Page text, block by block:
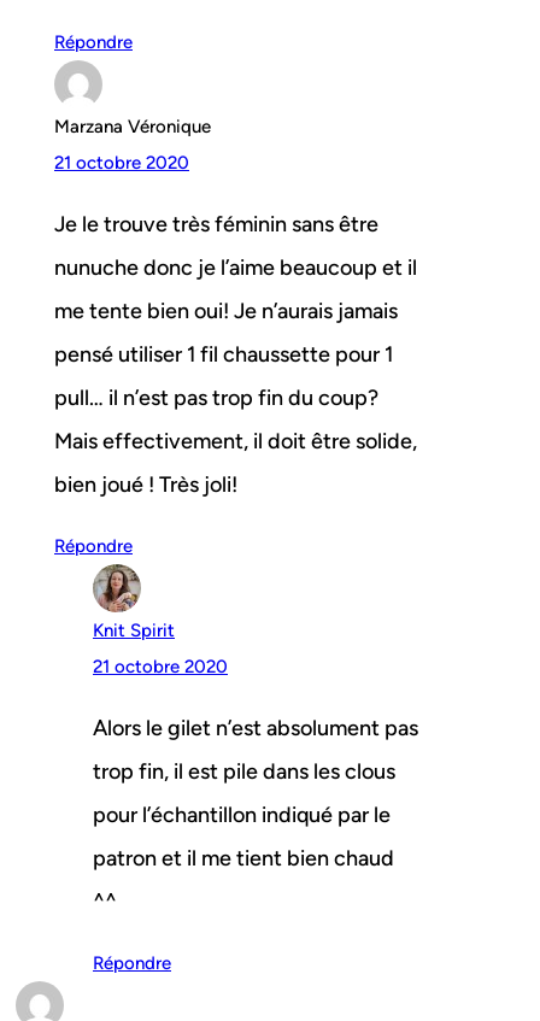
Répondre
Marzana Véronique
21 octobre 2020
Je le trouve très féminin sans être
nunuche donc je l’aime beaucoup et il
me tente bien oui! Je n’aurais jamais
pensé utiliser 1 fil chaussette pour 1
pull… il n’est pas trop fin du coup?
Mais effectivement, il doit être solide,
bien joué ! Très joli!
Répondre
Knit Spirit
21 octobre 2020
Alors le gilet n’est absolument pas
trop fin, il est pile dans les clous
pour l’échantillon indiqué par le
patron et il me tient bien chaud
^^
Répondre